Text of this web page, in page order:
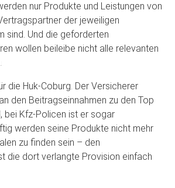
nur Produkte und Leistungen von
der jeweiligen
sind. Und die geforderten
wollen beileibe nicht alle relevanten
die Huk-Coburg. Der Versicherer
den Beitragseinnahmen zu den Top
bei Kfz-Policen ist er sogar
werden seine Produkte nicht mehr
zu finden sein – den
die dort verlangte Provision einfach